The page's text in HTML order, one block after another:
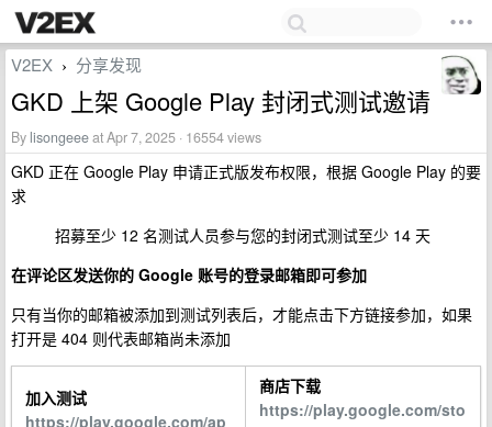
V2EX › 分享发现
GKD 上架 Google Play 封闭式测试邀请
By lisongeeeat Apr 7, 2025 · 16554 views
GKD 正在 Google Play 申请正式版发布权限，根据 Google Play 的要
求
招募至少 12 名测试人员参与您的封闭式测试至少 14 天
在评论区发送你的 Google 账号的登录邮箱即可参加
只有当你的邮箱被添加到测试列表后，才能点击下方链接参加，如果
打开是 404 则代表邮箱尚未添加
加入测试
https://play.google.com/ap
商店下载
https://play.google.com/sto